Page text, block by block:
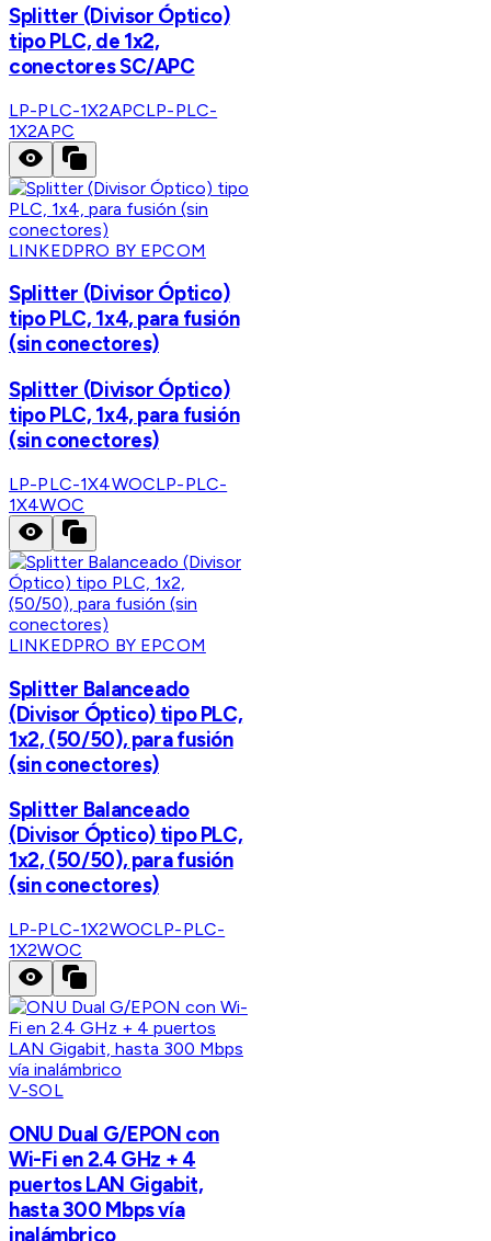
Splitter (Divisor Óptico)
tipo PLC, de 1x2,
conectores SC/APC
LP-PLC-1X2APCLP-PLC-
1X2APC
LINKEDPRO BY EPCOM
Splitter (Divisor Óptico)
tipo PLC, 1x4, para fusión
(sin conectores)
Splitter (Divisor Óptico)
tipo PLC, 1x4, para fusión
(sin conectores)
LP-PLC-1X4WOCLP-PLC-
1X4WOC
LINKEDPRO BY EPCOM
Splitter Balanceado
(Divisor Óptico) tipo PLC,
1x2, (50/50), para fusión
(sin conectores)
Splitter Balanceado
(Divisor Óptico) tipo PLC,
1x2, (50/50), para fusión
(sin conectores)
LP-PLC-1X2WOCLP-PLC-
1X2WOC
V-SOL
ONU Dual G/EPON con
Wi-Fi en 2.4 GHz + 4
puertos LAN Gigabit,
hasta 300 Mbps vía
inalámbrico